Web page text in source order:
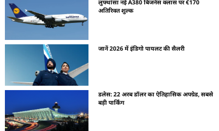
लुफ्थांसा नई A380 बिजनेस क्लास पर €170
अतिरिक्त शुल्क
जानें 2026 में इंडिगो पायलट की सैलरी
डलेस: 22 अरब डॉलर का ऐतिहासिक अपग्रेड, सबसे
बड़ी पार्किंग